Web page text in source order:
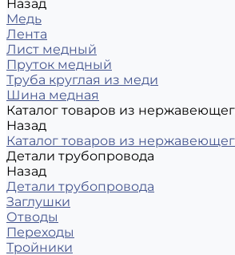
Назад
Медь
Лента
Лист медный
Пруток медный
Труба круглая из меди
Шина медная
Каталог товаров из
Назад
Каталог товаров из
Детали трубопровода
Назад
Детали трубопровода
Заглушки
Отводы
Переходы
Тройники